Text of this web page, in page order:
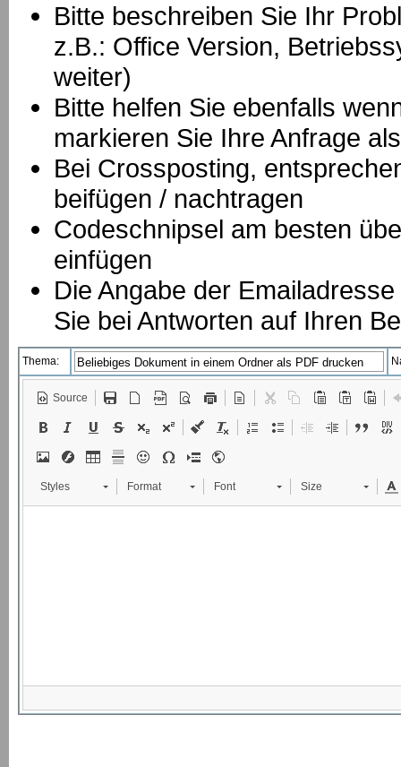
Bitte beschreiben Sie Ihr
z.B.: Office Version,
weiter)
Bitte helfen Sie ebenfalls
markieren Sie Ihre Anfrage
Bei Crossposting,
beifügen / nachtragen
Codeschnipsel am besten
einfügen
Die Angabe der
Sie bei Antworten auf Ihren
Thema:
Source
Styles Format Font Size